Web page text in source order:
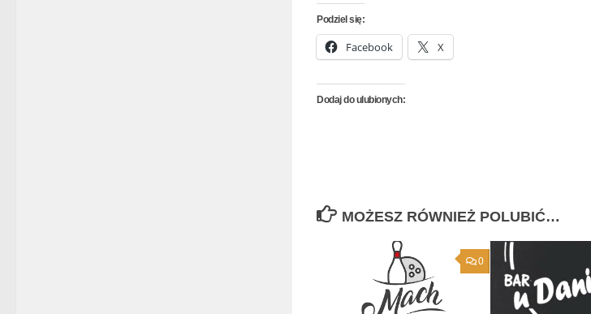
Podziel się:
Facebook X
Dodaj do ulubionych:
MOŻESZ RÓWNIEŻ POLUBIĆ…
0